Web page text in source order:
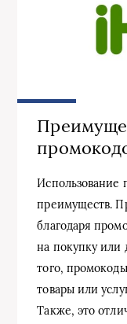
Использование
преимуществ.
благодаря
на покупку или
того,
товары или
Также, это